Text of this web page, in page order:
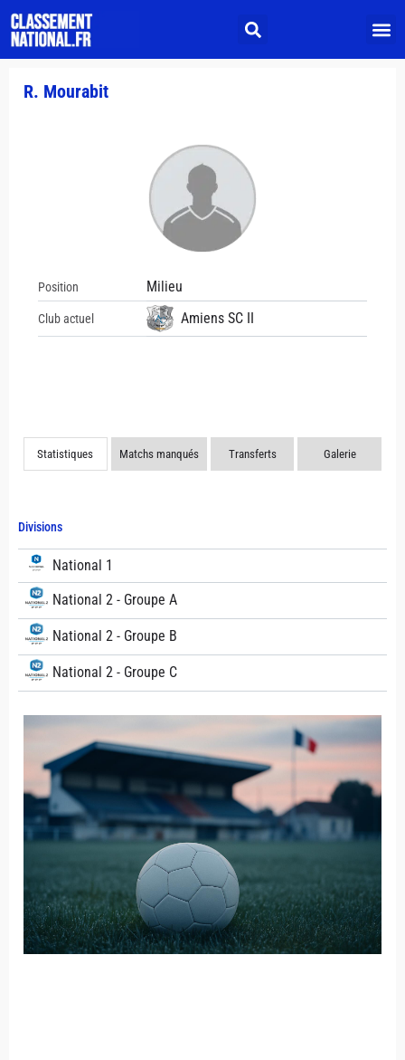
Divisions
National 1
National 2 - Groupe A
National 2 - Groupe B
National 2 - Groupe C
R. Mourabit
Position Milieu
Club actuel Amiens SC II
Statistiques Matchs manqués Transferts Galerie